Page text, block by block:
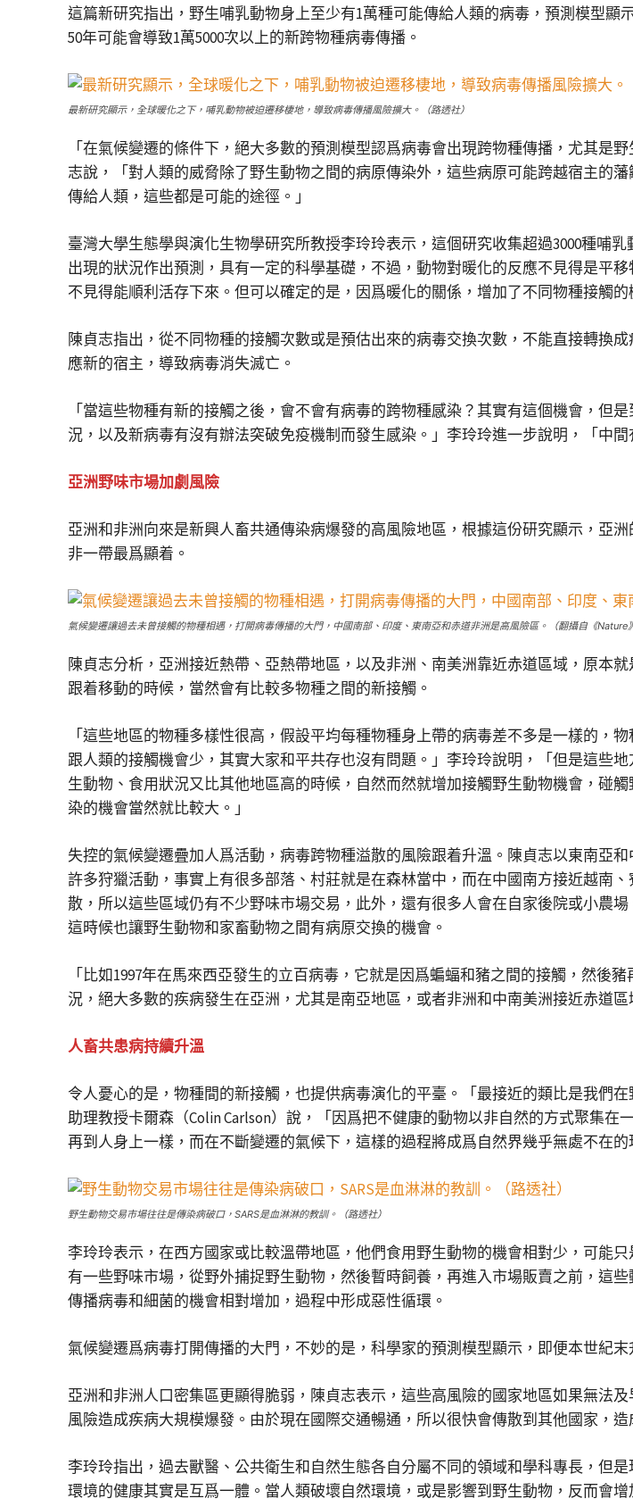
這篇新研究指出，野生哺乳動物身上至少有1萬種可能傳給人類的病毒，預測模型
50年可能會導致1萬5000次以上的新跨物種病毒傳播。
最新研究顯示，全球暖化之下，哺乳動物被迫遷移棲地，導致病毒傳播風險擴大。（路透社）
「在氣候變遷的條件下，絕大多數的預測模型認爲病毒會出現跨物種傳播，尤其
志說，「對人類的威脅除了野生動物之間的病原傳染外，這些病原可能跨越宿主的
傳給人類，這些都是可能的途徑。」
臺灣大學生態學與演化生物學研究所教授李玲玲表示，這個研究收集超過3000種哺
出現的狀況作出預測，具有一定的科學基礎，不過，動物對暖化的反應不見得是平
不見得能順利活存下來。但可以確定的是，因爲暖化的關係，增加了不同物種接觸
陳貞志指出，從不同物種的接觸次數或是預估出來的病毒交換次數，不能直接轉換
應新的宿主，導致病毒消失滅亡。
「當這些物種有新的接觸之後，會不會有病毒的跨物種感染？其實有這個機會，
況，以及新病毒有沒有辦法突破免疫機制而發生感染。」李玲玲進一步說明，「中
亞洲野味市場加劇風險
亞洲和非洲向來是新興人畜共通傳染病爆發的高風險地區，根據這份研究顯示，亞
非一帶最爲顯着。
氣候變遷讓過去未曾接觸的物種相遇，打開病毒傳播的大門，中國南部、印度、東南亞和赤道非洲是高風險區。（翻攝自《Nature
陳貞志分析，亞洲接近熱帶、亞熱帶地區，以及非洲、南美洲靠近赤道區域，原本
跟着移動的時候，當然會有比較多物種之間的新接觸。
「這些地區的物種多樣性很高，假設平均每種物種身上帶的病毒差不多是一樣的，
跟人類的接觸機會少，其實大家和平共存也沒有問題。」李玲玲說明，「但是這些
生動物、食用狀況又比其他地區高的時候，自然而然就增加接觸野生動物機會，碰
染的機會當然就比較大。」
失控的氣候變遷疊加人爲活動，病毒跨物種溢散的風險跟着升溫。陳貞志以東南亞
許多狩獵活動，事實上有很多部落、村莊就是在森林當中，而在中國南方接近越南
散，所以這些區域仍有不少野味市場交易，此外，還有很多人會在自家後院或小農
這時候也讓野生動物和家畜動物之間有病原交換的機會。
「比如1997年在馬來西亞發生的立百病毒，它就是因爲蝙蝠和豬之間的接觸，然
況，絕大多數的疾病發生在亞洲，尤其是南亞地區，或者非洲和中南美洲接近赤道
人畜共患病持續升溫
令人憂心的是，物種間的新接觸，也提供病毒演化的平臺。「最接近的類比是我們
助理教授卡爾森（Colin Carlson）說，「因爲把不健康的動物以非自然的方式聚集
再到人身上一樣，而在不斷變遷的氣候下，這樣的過程將成爲自然界幾乎無處不在的
野生動物交易市場往往是傳染病破口，SARS是血淋淋的教訓。（路透社）
李玲玲表示，在西方國家或比較溫帶地區，他們食用野生動物的機會相對少，可能
有一些野味市場，從野外捕捉野生動物，然後暫時飼養，再進入市場販賣之前，這
傳播病毒和細菌的機會相對增加，過程中形成惡性循環。
氣候變遷爲病毒打開傳播的大門，不妙的是，科學家的預測模型顯示，即便本世紀
亞洲和非洲人口密集區更顯得脆弱，陳貞志表示，這些高風險的國家地區如果無法
風險造成疾病大規模爆發。由於現在國際交通暢通，所以很快會傳散到其他國家，造
李玲玲指出，過去獸醫、公共衛生和自然生態各自分屬不同的領域和學科專長，但
環境的健康其實是互爲一體。當人類破壞自然環境，或是影響到野生動物，反而會